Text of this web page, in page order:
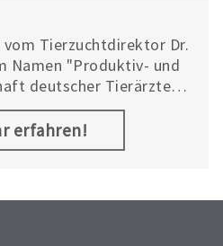
vom Tierzuchtdirektor Dr.
Namen "Produktiv- und
deutscher Tierärzte
bestand aus 112
erfahren!